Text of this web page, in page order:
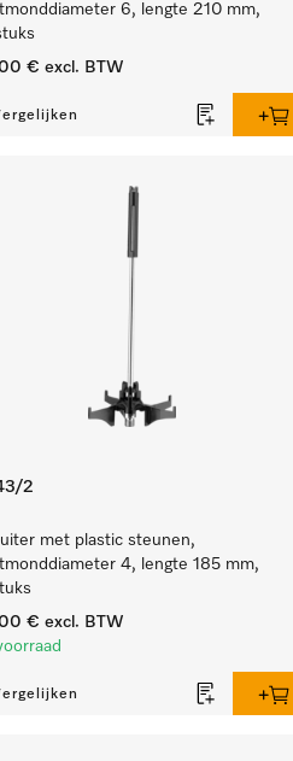
6, lengte 210 mm,
€ excl. BTW
2
met plastic steunen,
4, lengte 185 mm,
€ excl. BTW